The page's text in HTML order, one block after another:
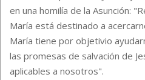
en una homilía de la Asunción:
María está destinado a
María tiene por objetivio
las promesas de salvación de
aplicables a nosotros".